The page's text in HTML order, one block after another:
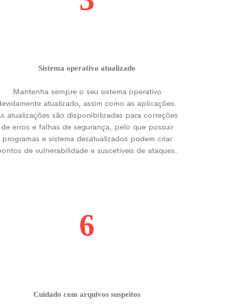
Sistema operativo atualizado
Mantenha sempre o seu sistema operativo
atualizado, assim como as aplicações.
atualizações são disponibilizadas para correções
de erros e falhas de segurança, pelo que possuir
programas e sistema desatualizados podem criar
de vulnerabilidade e suscetíveis de ataques.
6
Cuidado com arquivos suspeitos